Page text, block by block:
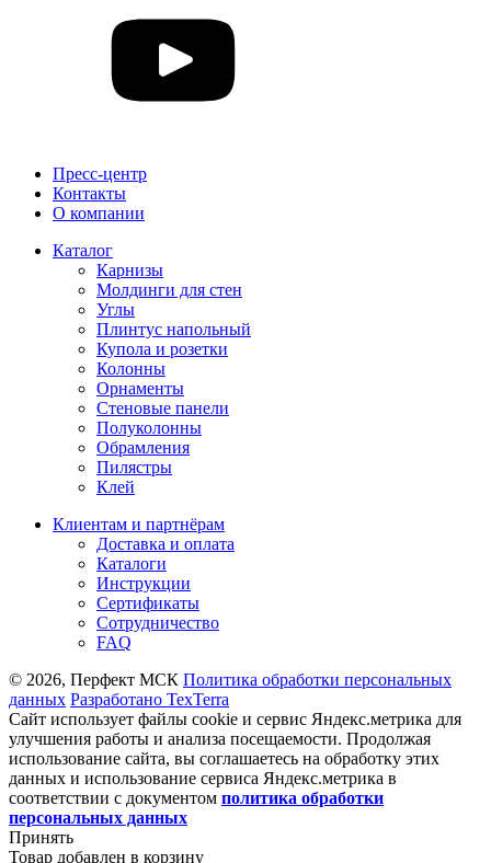
Пресс-центр
Контакты
О компании
Каталог
Карнизы
Молдинги для стен
Углы
Плинтус напольный
Купола и розетки
Колонны
Орнаменты
Стеновые панели
Полуколонны
Обрамления
Пилястры
Клей
Клиентам и партнёрам
Доставка и оплата
Каталоги
Инструкции
Сертификаты
Сотрудничество
FAQ
© 2026, Перфект МСК Политика обработки персональных
данных Разработано TexTerra
Сайт использует файлы cookie и сервис Яндекс.метрика для
улучшения работы и анализа посещаемости. Продолжая
использование сайта, вы соглашаетесь на обработку этих
данных и использование сервиса Яндекс.метрика в
соответствии с документом политика обработки
персональных данных
Принять
Товар добавлен в корзину